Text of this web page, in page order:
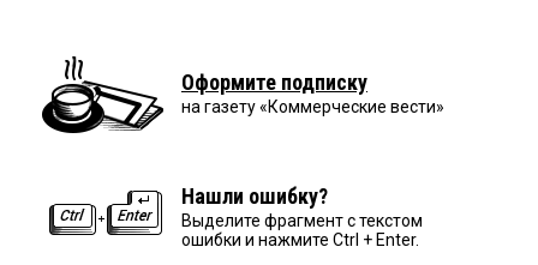
Оформите подписку
на газету «Коммерческие вести»
Нашли ошибку?
Выделите фрагмент с текстом
ошибки и нажмите Ctrl + Enter.